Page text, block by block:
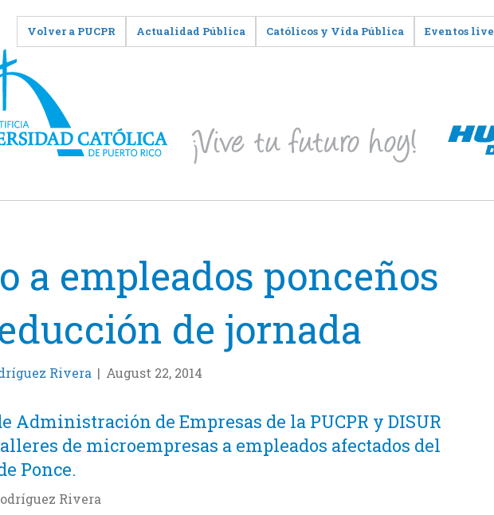
Volver a PUCPR Actualidad Pública Católicos y Vida Pública Eventos live
a empleados ponceños
de jornada
Rivera | August 22, 2014
Administración de Empresas de la PUCPR y DISUR
de microempresas a empleados afectados del
Ponce.
Rivera